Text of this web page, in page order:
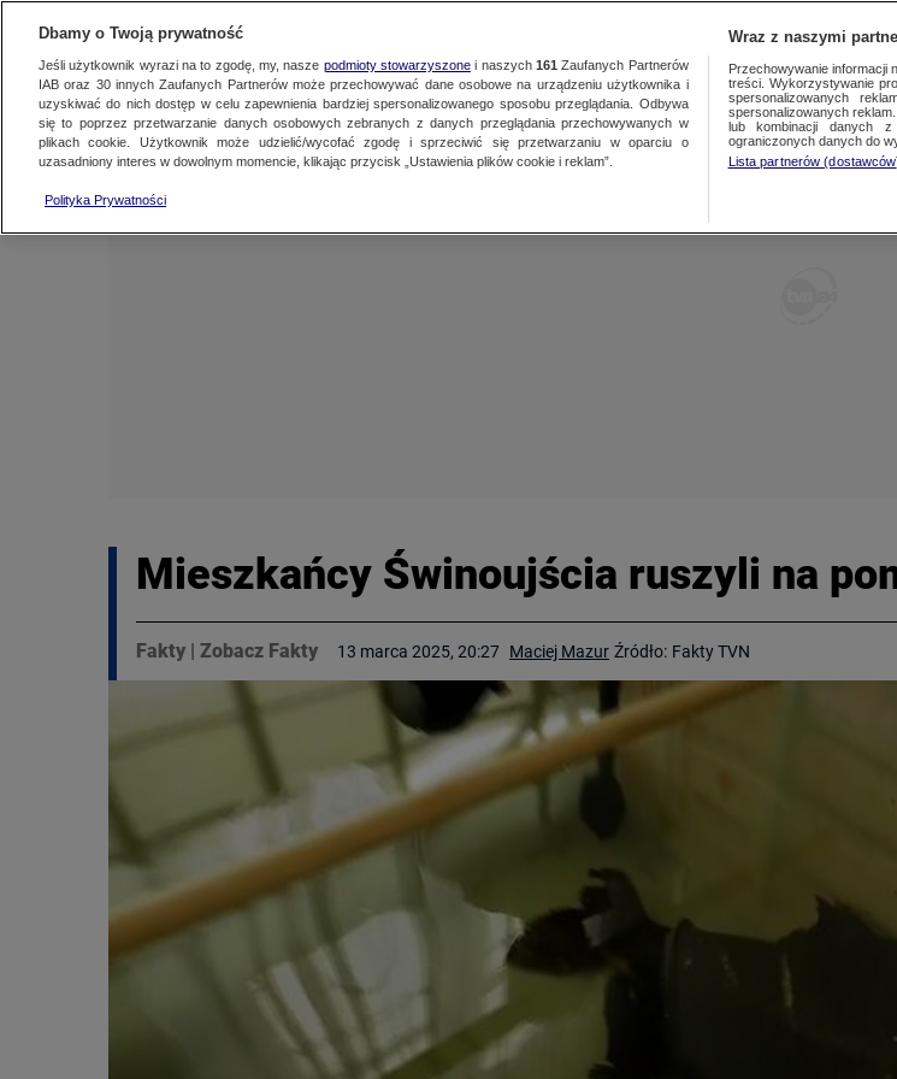
FAKTY PO FAKTACH FAKTY O
Mieszkańcy Świnoujścia ruszyli na
Fakty | Zobacz Fakty 13 marca 2025, 20:27 Maciej Mazur Źródło: Fakty TVN
Dbamy o Twoją prywatność
Jeśli użytkownik wyrazi na to zgodę, my, nasze podmioty stowarzyszonei naszych 161 Zaufanych Partnerów
IAB oraz 30innych Zaufanych Partnerów może przechowywać dane osobowe na urządzeniu użytkownika i
uzyskiwać do nich dostęp w celu zapewnienia bardziej spersonalizowanego sposobu przeglądania. Odbywa
się to poprzez przetwarzanie danych osobowych zebranych z danych przeglądania przechowywanych w
plikach cookie. Użytkownik może udzielić/wycofać zgodę i sprzeciwić się przetwarzaniu w oparciu o
uzasadniony interes w dowolnym momencie, klikając przycisk „Ustawienia plików cookie i reklam”.
Polityka Prywatności
Wraz z naszymi
Przechowywanie informacji
treści. Wykorzystywanie
spersonalizowanych
spersonalizowanych
lub kombinacji danych z
ograniczonych danych do
Lista partnerów